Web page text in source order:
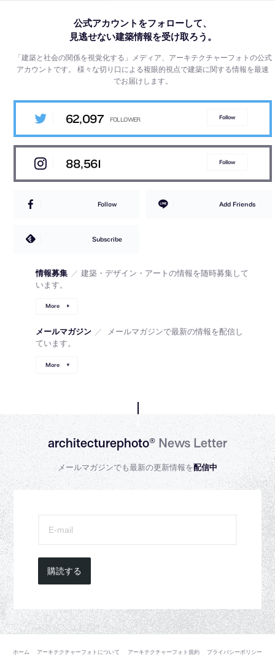
公式アカウントをフォローして、
見逃せない建築情報を受け取ろう。
「建築と社会の関係を視覚化する」メディア、アーキテクチャーフォトの公式
アカウントです。様々な切り口による複眼的視点で建築に関する情報を最速
でお届けします。
62,097 Follow
88,561 Follow
Follow Add Friends
Subscribe
情報募集 ／ 建築・デザイン・アートの情報を随時募集して
います。
More
メールマガジン ／
メールマガジンで最新の情報を配信し
ています。
More
architecturephoto®News Letter
メールマガジンでも最新の更新情報を配信中
購読する
ホーム アーキテクチャーフォトについて アーキテクチャーフォト規約 プライバシーポリシー